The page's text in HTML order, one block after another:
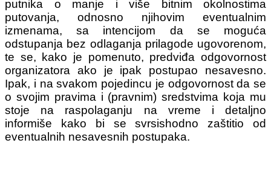
putnika o manje i više bitnim okolnostima
putovanja, odnosno njihovim eventualnim
izmenama, sa intencijom da se moguća
odstupanja bez odlaganja prilagode ugovorenom,
te se, kako je pomenuto, predviđa odgovornost
organizatora ako je ipak postupao nesavesno.
Ipak, i na svakom pojedincu je odgovornost da se
o svojim pravima i (pravnim) sredstvima koja mu
stoje na raspolaganju na vreme i detaljno
informiše kako bi se svrsishodno zaštitio od
eventualnih nesavesnih postupaka.